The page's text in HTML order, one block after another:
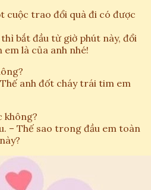
cuộc trao đổi quà đi có được
bắt đầu từ giờ phút này, đổi
là của anh nhé!
anh đốt cháy trái tim em
không?
– Thế sao trong đầu em toàn